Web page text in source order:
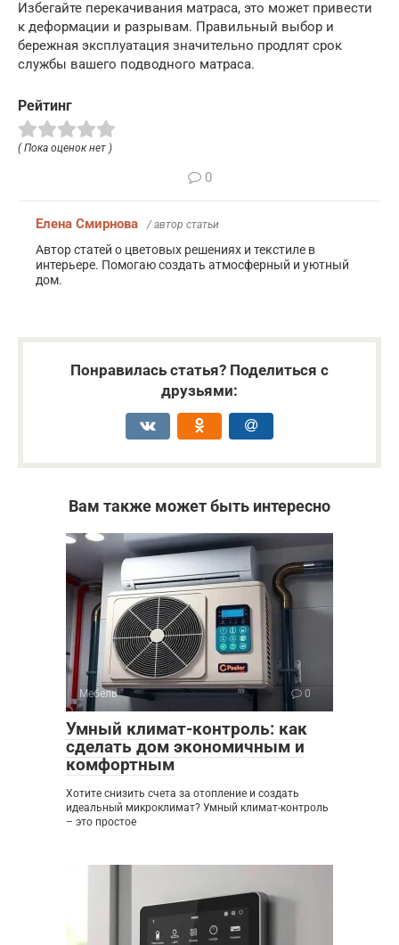
Избегайте перекачивания матраса, это может привести
к деформации и разрывам. Правильный выбор и
бережная эксплуатация значительно продлят срок
службы вашего подводного матраса.
Рейтинг
( Пока оценок нет )
0
Елена Смирнова / автор статьи
Автор статей о цветовых решениях и текстиле в
интерьере. Помогаю создать атмосферный и уютный
дом.
Понравилась статья? Поделиться с
друзьями:
Вам также может быть интересно
Мебель 0
Умный климат-контроль: как
сделать дом экономичным и
комфортным
Хотите снизить счета за отопление и создать
идеальный микроклимат? Умный климат-контроль
– это простое